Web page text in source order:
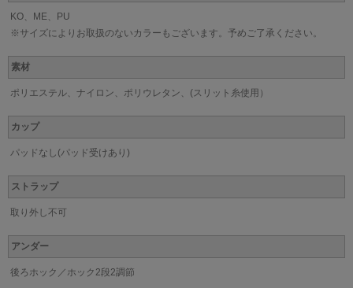
KO、ME、PU
※サイズによりお取扱のないカラーもございます。予めご了承ください。
素材
ポリエステル、ナイロン、ポリウレタン、(スリット糸使用）
カップ
パッドなし(パッド受けあり)
ストラップ
取り外し不可
アンダー
後ろホック／ホック2段2調節